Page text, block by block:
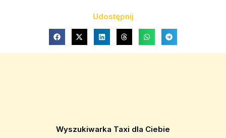
Udostępnij
Wyszukiwarka Taxi dla Ciebie